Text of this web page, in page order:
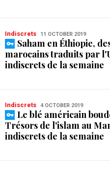
Indiscrets 11 OCTOBER 2019
Saham en Éthiopie,
marocains traduits par
indiscrets de la semaine
Indiscrets 4 OCTOBER 2019
Le blé américain
Trésors de l'islam au
indiscrets de la semaine